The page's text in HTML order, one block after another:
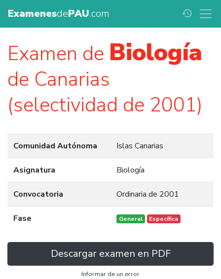
ExamenesdePAU.com history
Examen de Biología
de Canarias
(selectividad de 2001)
Comunidad Autónoma Islas Canarias
Asignatura Biología
Convocatoria Ordinaria de 2001
Fase General Específica
Descargar examen en PDF
Informar de un error